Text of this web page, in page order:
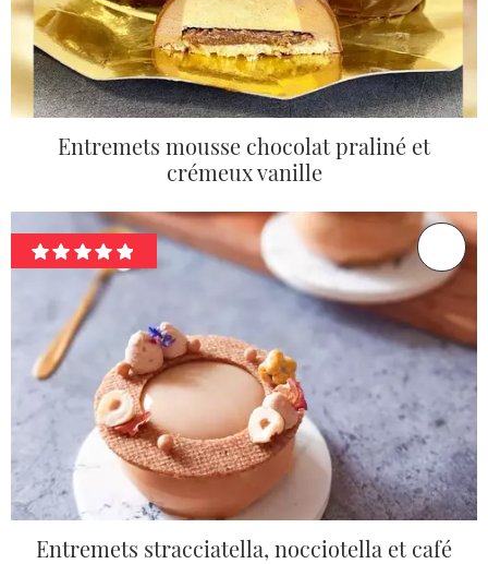
Entremets mousse chocolat praliné et
crémeux vanille
Entremets stracciatella, nocciotella et café